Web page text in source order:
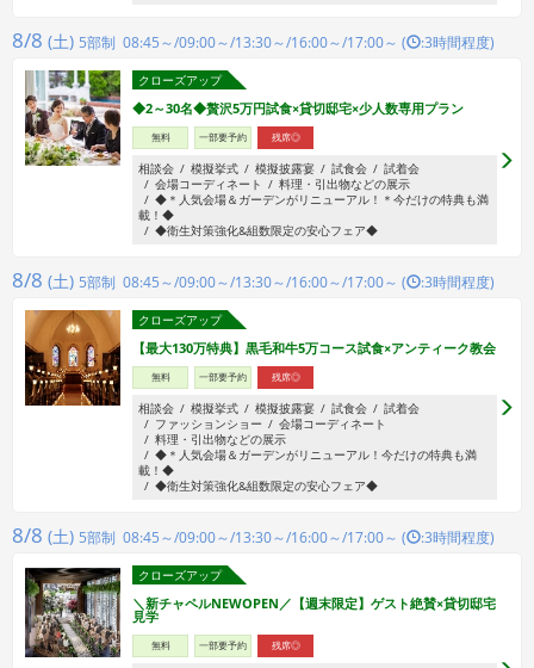
8/8 (土) 5部制 08:45～/09:00～/13:30～/16:00～/17:00～ ( :3時間程度)
クローズアップ
◆2～30名◆贅沢5万円試食×貸切邸宅×少人数専用プラン
無料 一部要予約 残席◎
相談会 模擬挙式 模擬披露宴 試食会
試着会
会場コーディネート
料理・引出物などの展示
◆＊人気会場＆ガーデンがリニューアル！＊今だけの特典も満
載！◆
◆衛生対策強化&組数限定の安心フェア◆
8/8 (土) 5部制 08:45～/09:00～/13:30～/16:00～/17:00～ ( :3時間程度)
クローズアップ
【最大130万特典】黒毛和牛5万コース試食×アンティーク教会
無料 一部要予約 残席◎
相談会 模擬挙式 模擬披露宴 試食会
試着会
ファッションショー
会場コーディネート
料理・引出物などの展示
◆＊人気会場＆ガーデンがリニューアル！今だけの特典も満
載！◆
◆衛生対策強化&組数限定の安心フェア◆
8/8 (土) 5部制 08:45～/09:00～/13:30～/16:00～/17:00～ ( :3時間程度)
クローズアップ
＼新チャペルNEWOPEN／【週末限定】ゲスト絶賛×貸切邸宅
見学
無料 一部要予約 残席◎